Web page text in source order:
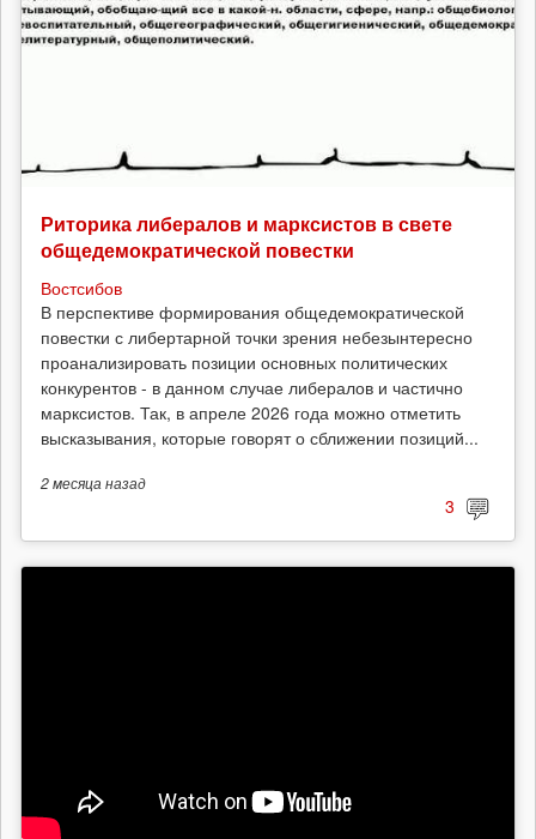
Риторика либералов и марксистов в свете
общедемократической повестки
Востсибов
В перспективе формирования общедемократической
повестки с либертарной точки зрения небезынтересно
проанализировать позиции основных политических
конкурентов - в данном случае либералов и частично
марксистов. Так, в апреле 2026 года можно отметить
высказывания, которые говорят о сближении позиций...
2 месяцаназад
3